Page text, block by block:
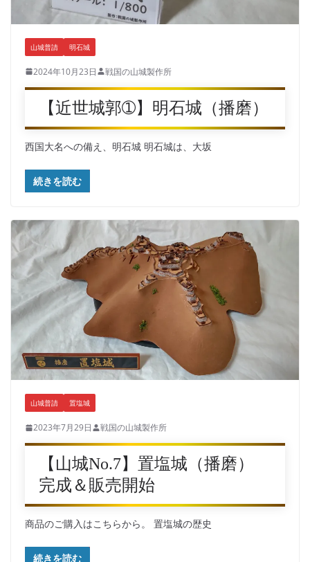
山城普請 明石城
2024年10月23日 戦国の山城製作所
【近世城郭➀】明石城（播磨）
西国大名への備え、明石城 明石城は、大坂
続きを読む
山城普請 置塩城
2023年7月29日 戦国の山城製作所
【山城No.7】置塩城（播磨）
完成＆販売開始
商品のご購入はこちらから。 置塩城の歴史
続きを読む